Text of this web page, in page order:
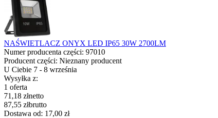
NAŚWIETLACZ ONYX LED IP65 30W 2700LM
Numer producenta części: 97010
Producent części: Nieznany producent
U Ciebie 7 - 8 września
Wysyłka z:
1 oferta
71,18 złnetto
87,55 złbrutto
Dostawa od: 17,00 zł